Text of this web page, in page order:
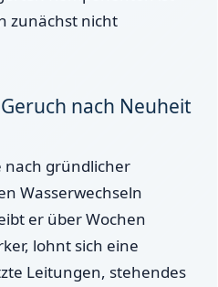
zunächst nicht
nach Neuheit
nach gründlicher
Wasserwechseln
er über Wochen
lohnt sich eine
Leitungen, stehendes